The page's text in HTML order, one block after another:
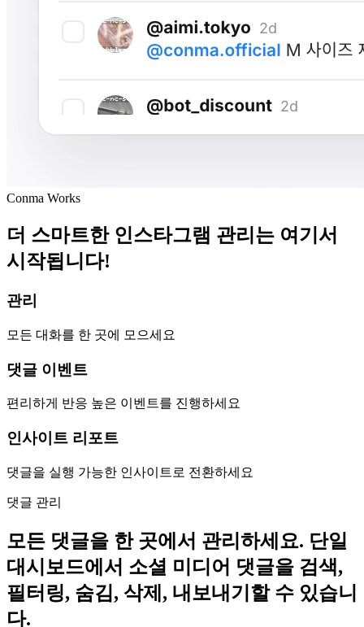
Conma Works
더 스마트한 인스타그램 관리는 여기서
시작됩니다!
관리
모든 대화를 한 곳에 모으세요
댓글 이벤트
편리하게 반응 높은 이벤트를 진행하세요
인사이트 리포트
댓글을 실행 가능한 인사이트로 전환하세요
댓글 관리
모든 댓글을 한 곳에서 관리하세요. 단일
대시보드에서 소셜 미디어 댓글을 검색,
필터링, 숨김, 삭제, 내보내기할 수 있습니
다.